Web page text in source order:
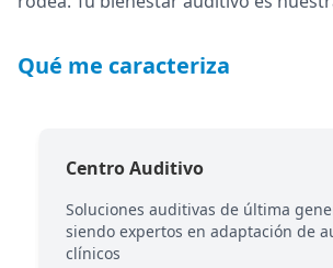
Qué me caracteriza
Centro Auditivo
Soluciones auditivas de última
siendo expertos en adaptación de
clínicos